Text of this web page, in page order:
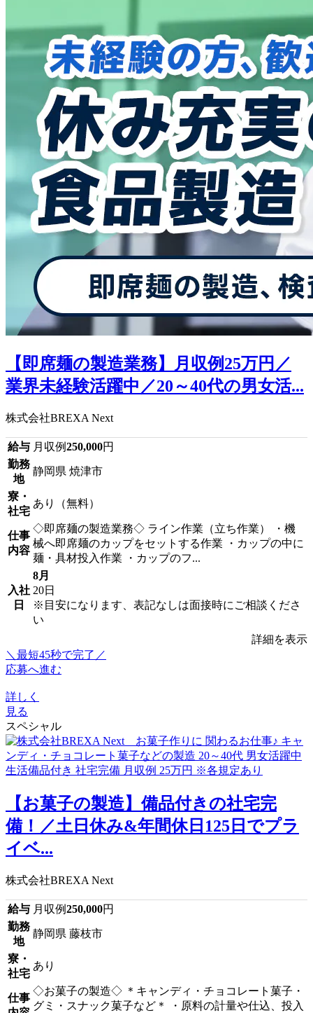
【即席麺の製造業務】月収例25万円／
業界未経験活躍中／20～40代の男女活...
株式会社BREXA Next
給与 月収例250,000円
勤務
地
静岡県 焼津市
寮・
社宅
あり（無料）
仕事
内容
◇即席麺の製造業務◇ ライン作業（立ち作業） ・機
械へ即席麺のカップをセットする作業 ・カップの中に
麺・具材投入作業 ・カップのフ...
入社
日
8月
20日
※目安になります、表記なしは面接時にご相談くださ
い
詳細を表示
＼最短45秒で完了／
応募へ進む
詳しく
見る
スペシャル
【お菓子の製造】備品付きの社宅完
備！／土日休み&年間休日125日でプラ
イベ...
株式会社BREXA Next
給与 月収例250,000円
勤務
地
静岡県 藤枝市
寮・
社宅
あり
仕事
◇お菓子の製造◇ ＊キャンディ・チョコレート菓子・
グミ・スナック菓子など＊ ・原料の計量や仕込、投入